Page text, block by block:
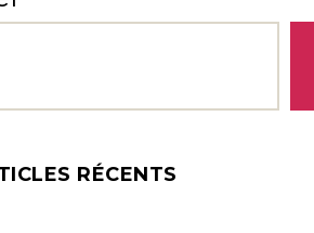
RÉCENTS